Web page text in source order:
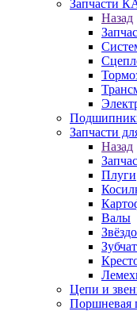
Запчасти
Назад
Запчасти
Назад
Плуги
Валы
Цепи и
Поршневая